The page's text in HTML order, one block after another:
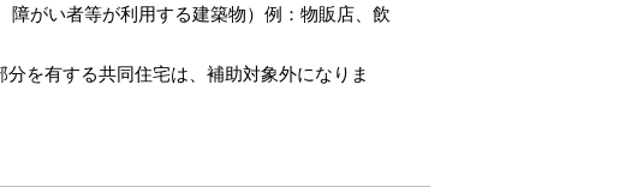
がい者等が利用する建築物）例：物販店、飲
を有する共同住宅は、補助対象外になりま